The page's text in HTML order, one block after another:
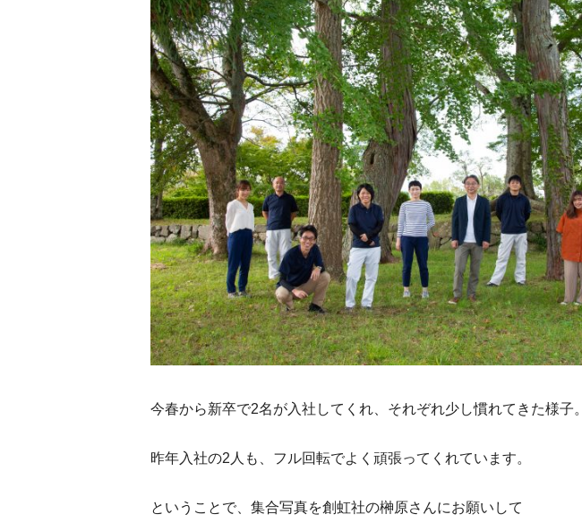
今春から新卒で2名が入社してくれ、それぞれ少し慣れてきた様子。
昨年入社の2人も、フル回転でよく頑張ってくれています。
ということで、集合写真を創虹社の榊原さんにお願いして